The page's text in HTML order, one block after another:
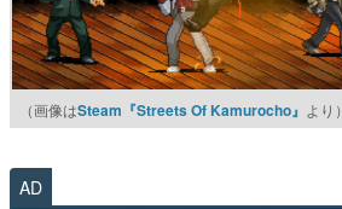
（画像はSteam『Streets Of Kamurocho』 より）
AD